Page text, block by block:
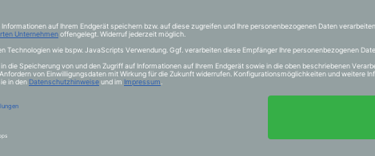
Collage